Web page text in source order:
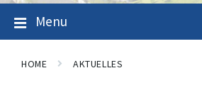
Menu
HOME AKTUELLES